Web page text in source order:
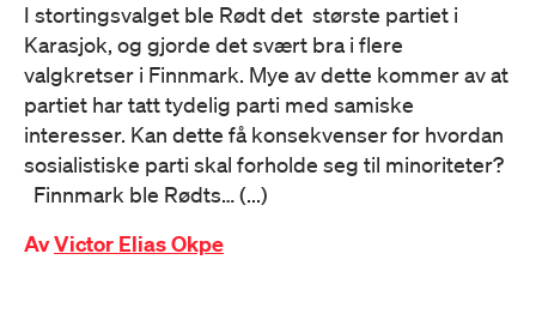
I stortingsvalget ble Rødt det største partiet i
Karasjok, og gjorde det svært bra i flere
valgkretser i Finnmark. Mye av dette kommer av at
partiet har tatt tydelig parti med samiske
interesser. Kan dette få konsekvenser for hvordan
sosialistiske parti skal forholde seg til minoriteter?
Finnmark ble Rødts… (...)
AvVictor Elias Okpe